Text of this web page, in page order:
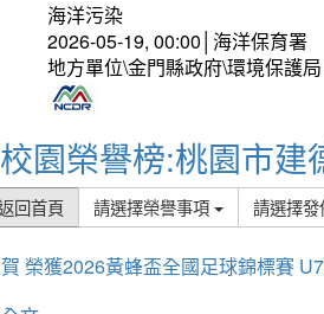
海洋污染
2026-05-19, 00:00│海洋保育署
地方單位\金門縣政府\環境保護
校園榮譽榜:桃園市建
回首頁 請選擇榮譽事項 請選擇
榮獲2026黃蜂盃全國足球錦標賽